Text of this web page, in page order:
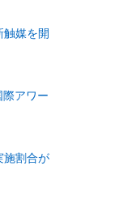
媒を開
アワー
施割合が